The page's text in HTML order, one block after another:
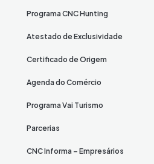
Programa CNC Hunting
Atestado de Exclusividade
Certificado de Origem
Agenda do Comércio
Programa Vai Turismo
Parcerias
CNC Informa – Empresários